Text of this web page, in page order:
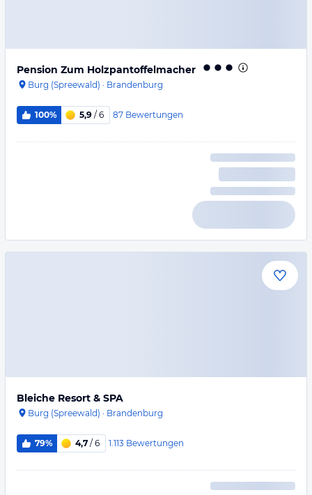
Pension Zum Holzpantoffelmacher
Burg (Spreewald) · Brandenburg
100% 5,9 / 6 87 Bewertungen
Bleiche Resort & SPA
Burg (Spreewald) · Brandenburg
79% 4,7 / 6 1.113 Bewertungen